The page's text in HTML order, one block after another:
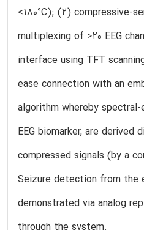
<180°C); (2) compressive-
multiplexing of >20 EEG
interface using TFT
ease connection with an
algorithm whereby
EEG biomarker, are derived
compressed signals (by a
Seizure detection from the
demonstrated via analog